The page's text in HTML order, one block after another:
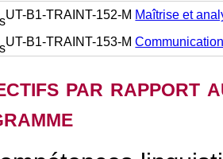
UT-B1-TRAINT-152-M Maîtrise et
UT-B1-TRAINT-153-M
par rapport